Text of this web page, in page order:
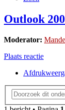
Outlook
Moderator:
Plaats reactie